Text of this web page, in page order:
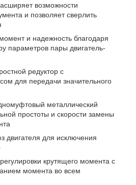
возможности
и позволяет сверлить
и надежность благодаря
параметров пары двигатель-
редуктор с
для передачи значительного
металлический
простоты и скорости замены
двигателя для исключения
крутящего момента с
момента во всем